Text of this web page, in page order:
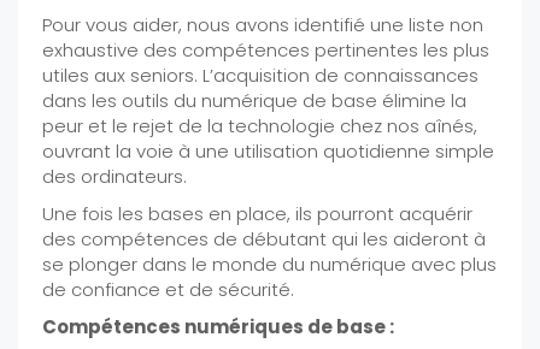
Pour vous aider, nous avons identifié une liste non
exhaustive des compétences pertinentes les plus
utiles aux seniors. L’acquisition de connaissances
dans les outils du numérique de base élimine la
peur et le rejet de la technologie chez nos aînés,
ouvrant la voie à une utilisation quotidienne simple
des ordinateurs.
Une fois les bases en place, ils pourront acquérir
des compétences de débutant qui les aideront à
se plonger dans le monde du numérique avec plus
de confiance et de sécurité.
Compétences numériques de base :